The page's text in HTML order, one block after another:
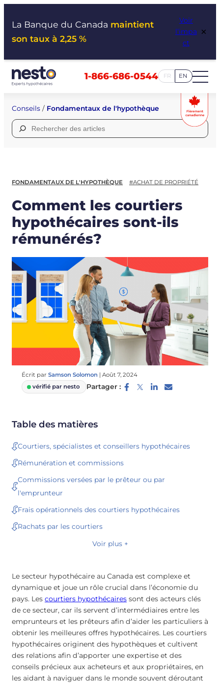
La Banque du Canada maintient
son taux à 2,25 %
Voir
l’impa
ct
×
1-866-686-0544 FR EN
Conseils / Fondamentaux de l'hypothèque
Rechercher :
FONDAMENTAUX DE L'HYPOTHÈQUE #ACHAT DE PROPRIÉTÉ
Comment les courtiers
hypothécaires sont-ils
rémunérés?
Écrit par Samson Solomon | Août 7, 2024
vérifié par nesto
Partager :
Table des matières
Courtiers, spécialistes et conseillers hypothécaires
Rémunération et commissions
Commissions versées par le prêteur ou par
l'emprunteur
Frais opérationnels des courtiers hypothécaires
Rachats par les courtiers
Voir plus +
Le secteur hypothécaire au Canada est complexe et
dynamique et joue un rôle crucial dans l’économie du
pays. Les courtiers hypothécaires sont des acteurs clés
de ce secteur, car ils servent d’intermédiaires entre les
emprunteurs et les prêteurs afin d’aider les particuliers à
obtenir les meilleures offres hypothécaires. Les courtiers
hypothécaires originent des hypothèques et cultivent
des relations afin d’apporter une expertise et des
conseils précieux aux acheteurs et aux propriétaires, en
les aidant à naviguer dans le monde souvent déroutant